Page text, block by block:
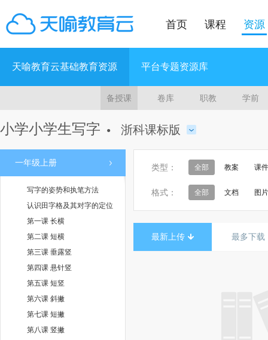
首页 课程 资源
天喻教育云基础教育资源 平台专题资源库
备授课 卷库 职教 学前
小学小学生写字 ● 浙科课标版
一年级上册
写字的姿势和执笔方法
认识田字格及其对字的定位
第一课 长横
第二课 短横
第三课 垂露竖
第四课 悬针竖
第五课 短竖
第六课 斜撇
第七课 短撇
第八课 竖撇
类型： 全部 教案 课件
格式： 全部 文档 图片
最新上传 最多下载